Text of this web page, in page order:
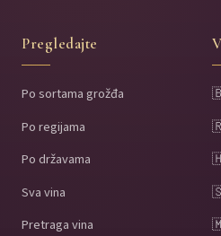
Pregledajte
Po sortama grožđa
Po regijama
Po državama
Sva vina
Pretraga vina